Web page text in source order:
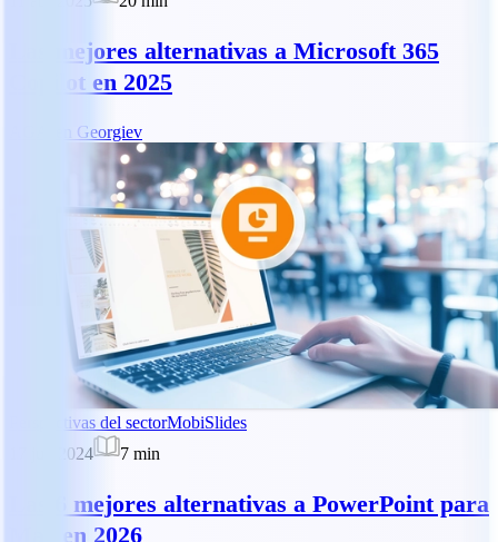
Las mejores alternativas a Microsoft 365
Copilot en 2025
Asen Georgiev
Perspectivas del sectorMobiSlides
17 jun 2024
7 min
Las 6 mejores alternativas a PowerPoint para
Mac en 2026